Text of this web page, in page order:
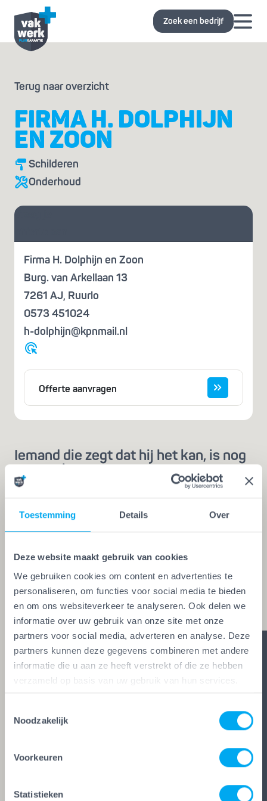
Toestemming Details Over
Deze website maakt gebruik van cookies
We gebruiken cookies om content en advertenties te
personaliseren, om functies voor social media te bieden
en om ons websiteverkeer te analyseren. Ook delen we
informatie over uw gebruik van onze site met onze
partners voor social media, adverteren en analyse. Deze
partners kunnen deze gegevens combineren met andere
informatie die u aan ze heeft verstrekt of die ze hebben
verzameld op basis van uw gebruik van hun services.
Noodzakelijk
Voorkeuren
Statistieken
Zoek een bedrijf
Terug naar overzicht
FIRMA H. DOLPHIJN
EN ZOON
Schilderen
Onderhoud
Vraag je
Firma H. Dolphijn en Zoon
Burg. van Arkellaan 13
7261 AJ, Ruurlo
0573 451024
h-dolphijn@kpnmail.nl
Offerte aanvragen
Iemand die zegt dat hij het kan, is nog
geen vakman
Een echte vakman of -vrouw herken je aan de
Vakwerk Plusgarantie. Dit is hét
aan de strengste kwaliteitseisen voldoet, mag het
keurmerk voeren. Zo ben je zeker van vakwerk,
duidelijke afspraken en zes glasheldere garanties.